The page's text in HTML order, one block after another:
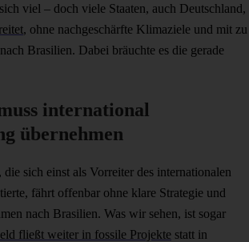
viel – doch viele Staaten, auch Deutschland,
, ohne nachgeschärfte Klimaziele und mit zu
Brasilien. Dabei bräuchte es die gerade
international
übernehmen
sich einst als Vorreiter des internationalen
fährt offenbar ohne klare Strategie und
nach Brasilien. Was wir sehen, ist sogar
fließt weiter in fossile Projekte statt in